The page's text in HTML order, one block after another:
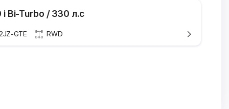
характеристики
i Bi-Turbo / 330 л.с
2JZ-GTE RWD